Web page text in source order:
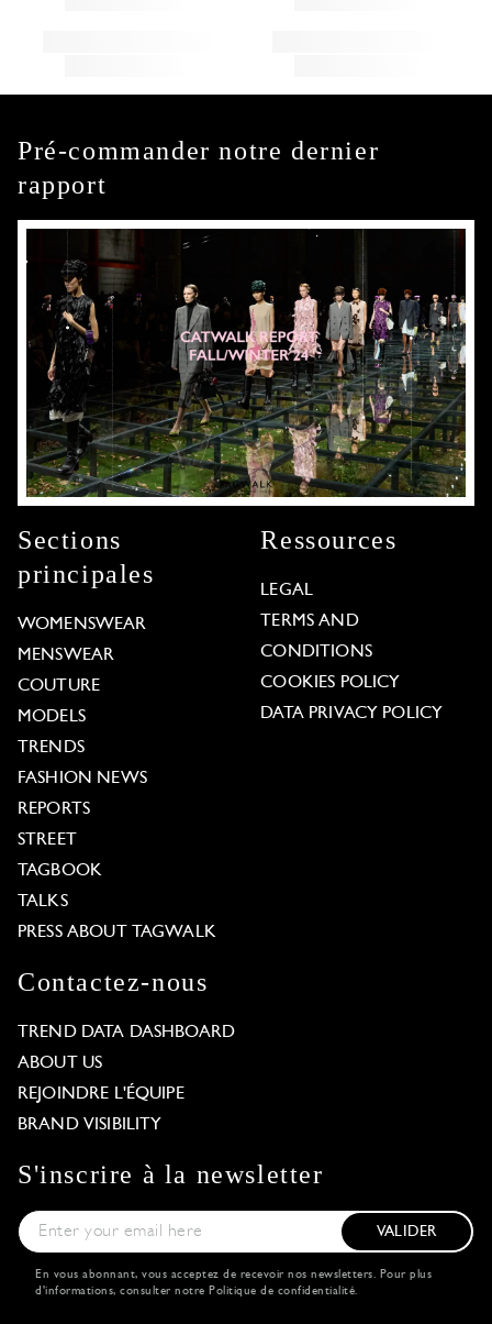
Pré-commander notre dernier
rapport
Sections
principales
WOMENSWEAR
MENSWEAR
COUTURE
MODELS
TRENDS
FASHION NEWS
REPORTS
STREET
TAGBOOK
TALKS
PRESS ABOUT TAGWALK
Ressources
LEGAL
TERMS AND
CONDITIONS
COOKIES POLICY
DATA PRIVACY POLICY
Contactez-nous
TREND DATA DASHBOARD
ABOUT US
REJOINDRE L'ÉQUIPE
BRAND VISIBILITY
S'inscrire à la newsletter
VALIDER
En vous abonnant, vous acceptez de recevoir nos newsletters. Pour plus
d'informations, consulter notre Politique de confidentialité.